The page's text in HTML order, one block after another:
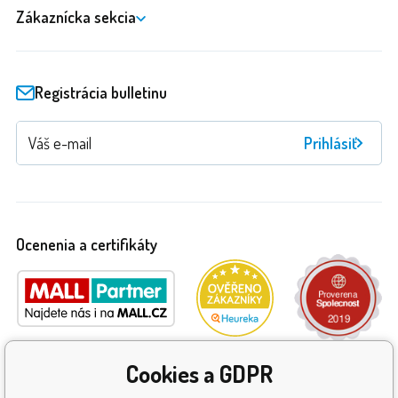
Zákaznícka sekcia
Registrácia bulletinu
Prihlásiť
Ocenenia a certifikáty
Cookies a GDPR